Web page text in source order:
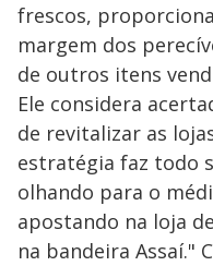
frescos,
margem dos
de outros itens
Ele considera
de revitalizar as
estratégia faz todo
olhando para o
apostando na loja
na bandeira Assaí."